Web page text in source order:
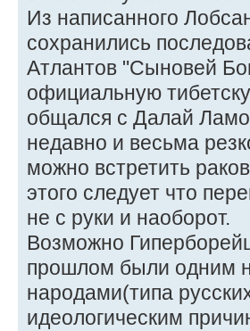
Из написанного
сохранились
Атлантов "Сыновей
официальную
общался с Далай
недавно и весьма
можно встретить
этого следует что
не с руки и наоборот.
Возможно
прошлом были одним
народами(типа
идеологическим